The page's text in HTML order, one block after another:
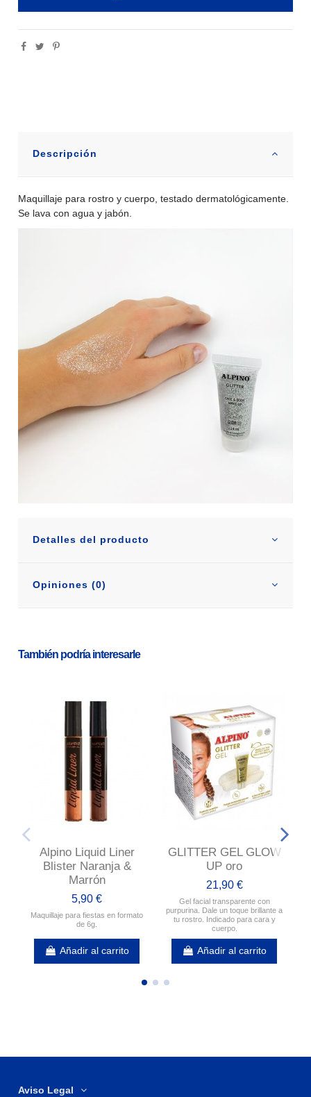
Descripción
Maquillaje para rostro y cuerpo, testado dermatológicamente.
Se lava con agua y jabón.
Detalles del producto
Opiniones (0)
También podría interesarle
Alpino Liquid Liner
Blister Naranja &
Marrón
5,90 €
Maquillaje para fiestas en formato
de 6g.
Añadir al carrito
GLITTER GEL GLOW
UP oro
21,90 €
Gel facial transparente con
purpurina. Dale un toque brillante a
tu rostro. Indicado para cara y
cuerpo.
Añadir al carrito
Aviso Legal